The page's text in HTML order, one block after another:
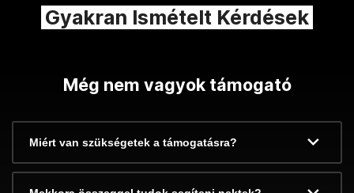
Gyakran Ismételt Kérdések
Még nem vagyok támogató
Miért van szükségetek a támogatásra?